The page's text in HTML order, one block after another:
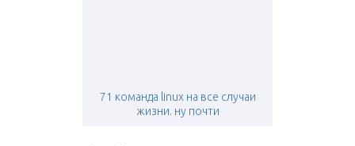
71 команда linux на все случаи
жизни. ну почти